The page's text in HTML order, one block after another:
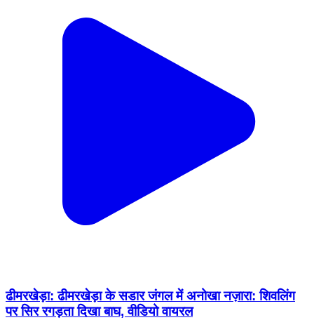
ढीमरखेड़ा: ढीमरखेड़ा के सडार जंगल में अनोखा नज़ारा: शिवलिंग
पर सिर रगड़ता दिखा बाघ, वीडियो वायरल